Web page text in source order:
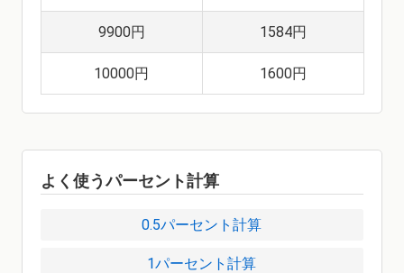
9900円 1584円
10000円 1600円
よく使うパーセント計算
0.5パーセント計算
1パーセント計算